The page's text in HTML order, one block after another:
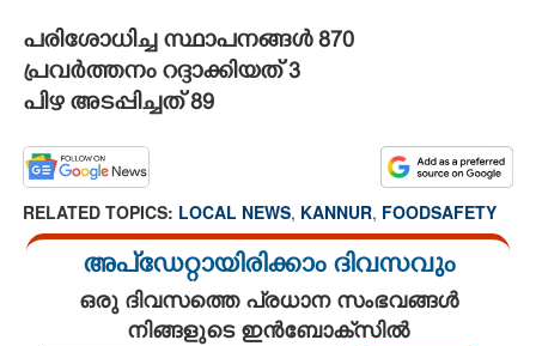
പരിശോധിച്ച സ്ഥാപനങ്ങൾ 870
പ്രവർത്തനം റദ്ദാക്കിയത് 3
പിഴ അടപ്പിച്ചത് 89
RELATED TOPICS: LOCAL NEWS, KANNUR, FOODSAFETY
അപ്ഡേറ്റായിരിക്കാം ദിവസവും
ഒരു ദിവസത്തെ പ്രധാന സംഭവങ്ങൾ
നിങ്ങളുടെ ഇൻബോക്സിൽ